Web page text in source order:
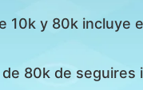
10k y 80k incluye
80k de seguires